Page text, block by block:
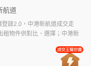
航道
錄2.0，中港新航道成交走
租物件供對比、選擇；中港新